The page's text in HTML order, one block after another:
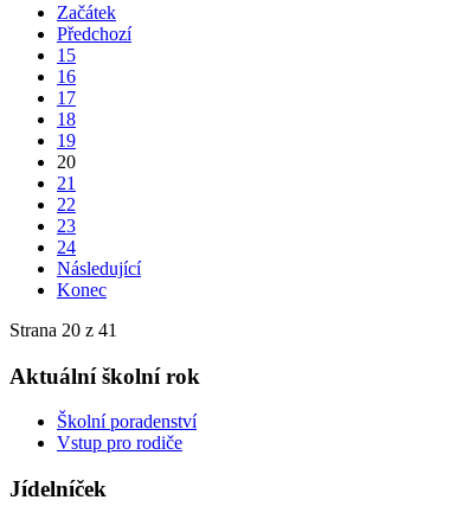
Začátek
Předchozí
15
16
17
18
19
20
21
22
23
24
Následující
Konec
Strana 20 z 41
Aktuální školní rok
Školní poradenství
Vstup pro rodiče
Jídelníček